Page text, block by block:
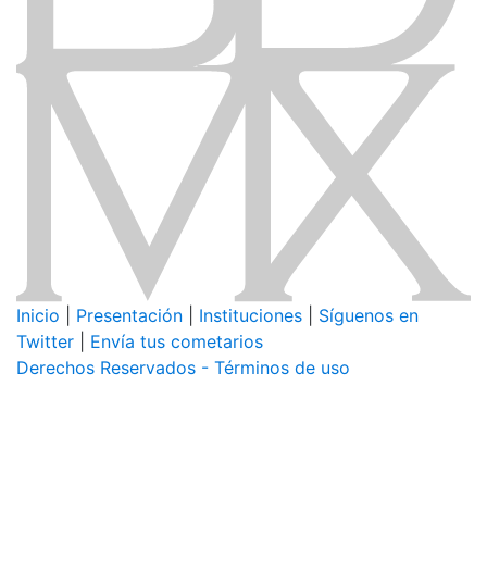
Inicio Presentación Instituciones
Síguenos en
Twitter
Envía tus cometarios
Derechos Reservados - Términos de uso